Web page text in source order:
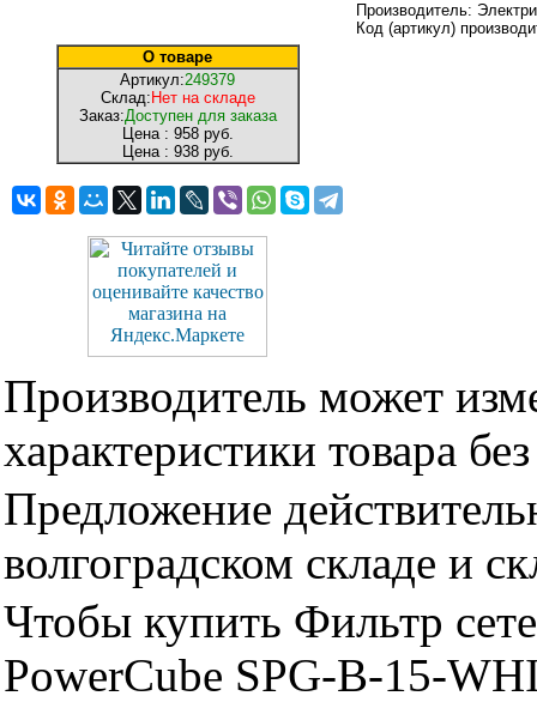
О товаре
Артикул:249379
Склад: Нет на складе
Заказ:Доступен для заказа
Цена : 958 руб.
Цена : 938 руб.
Производитель:
Код (артикул)
Производитель может
характеристики товара
Предложение
волгоградском складе и
Чтобы купить Фильтр
PowerCube SPG-B-15-